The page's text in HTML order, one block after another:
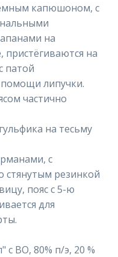
капюшоном, с
на
пристёгиваются на
патой
липучки.
частично
на тесьму
с
стянутым резинкой
пояс с 5-ю
для
с ВО, 80% п/э, 20 %